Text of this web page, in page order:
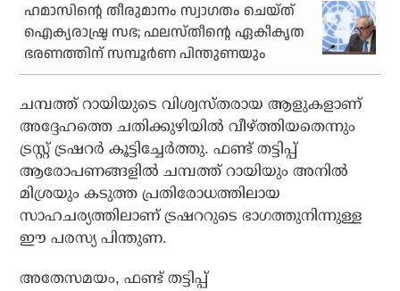
ഹമാസിന്റെ തീരുമാനം സ്വാഗതം ചെയ്ത്
ഐക്യരാഷ്ട്ര സഭ; ഫലസ്തീന്റെ ഏകീകൃത
ഭരണത്തിന് സമ്പൂര്‍ണ പിന്തുണയും
ചമ്പത്ത് റായിയുടെ വിശ്വസ്തരായ ആളുകളാണ്
അദ്ദേഹത്തെ ചതിക്കുഴിയില്‍ വീഴ്ത്തിയതെന്നും
ട്രസ്റ്റ് ട്രഷറര്‍ കൂട്ടിച്ചേര്‍ത്തു. ഫണ്ട് തട്ടിപ്പ്
ആരോപണങ്ങളില്‍ ചമ്പത്ത് റായിയും അനില്‍
മിശ്രയും കടുത്ത പ്രതിരോധത്തിലായ
സാഹചര്യത്തിലാണ് ട്രഷററുടെ ഭാഗത്തുനിന്നുള്ള
ഈ പരസ്യ പിന്തുണ.
അതേസമയം, ഫണ്ട് തട്ടിപ്പ്